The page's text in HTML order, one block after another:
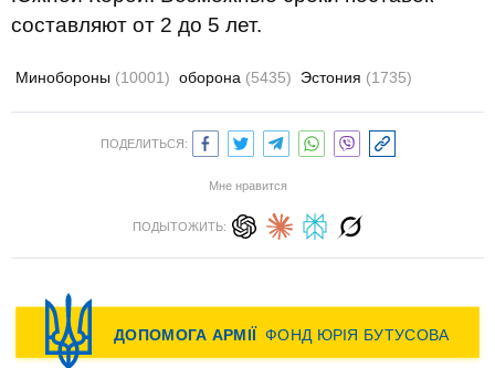
составляют от 2 до 5 лет.
Минобороны (10001) оборона (5435) Эстония (1735)
ПОДЕЛИТЬСЯ:
Мне нравится
ПОДЫТОЖИТЬ: